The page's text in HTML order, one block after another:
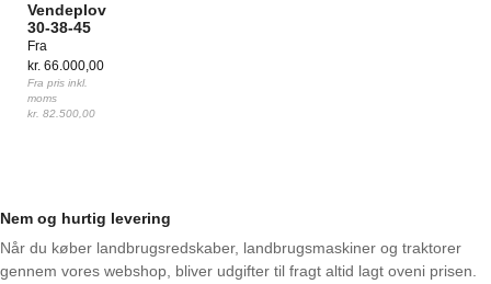
Vendeplov
30-38-45
Fra
kr. 66.000,00
Fra pris inkl.
moms
kr. 82.500,00
Nem og hurtig levering
Når du køber landbrugsredskaber, landbrugsmaskiner og traktorer
gennem vores webshop, bliver udgifter til fragt altid lagt oveni prisen.